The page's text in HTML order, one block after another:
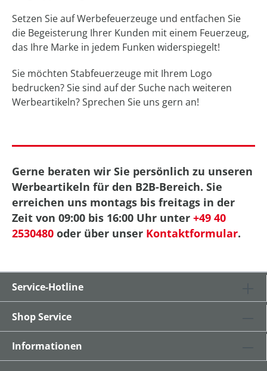
Setzen Sie auf Werbefeuerzeuge und entfachen Sie
die Begeisterung Ihrer Kunden mit einem Feuerzeug,
das Ihre Marke in jedem Funken widerspiegelt!
Sie möchten Stabfeuerzeuge mit Ihrem Logo
bedrucken? Sie sind auf der Suche nach weiteren
Werbeartikeln? Sprechen Sie uns gern an!
Gerne beraten wir Sie persönlich zu unseren
Werbeartikeln für den B2B-Bereich. Sie
erreichen uns montags bis freitags in der
Zeit von 09:00 bis 16:00 Uhr unter +49 40
2530480 oder über unser Kontaktformular.
Service-Hotline
Shop Service
Informationen